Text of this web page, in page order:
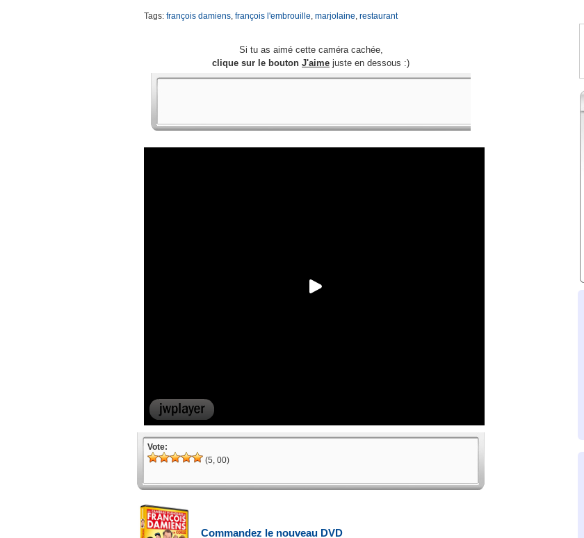
Tags: françois damiens, françois l'embrouille, marjolaine, restaurant
Si tu as aimé cette caméra cachée,
clique sur le bouton J'aime juste en dessous :)
Vote:
(5, 00)
Commandez le nouveau DVD